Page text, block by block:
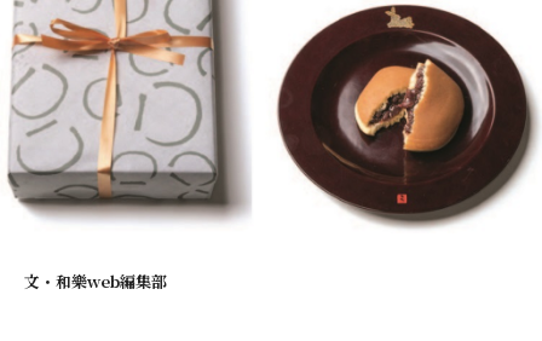
文・ 和樂web編集部